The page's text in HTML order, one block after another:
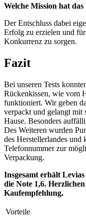
Welche Mission hat
Der Entschluss dabei
Erfolg zu erzielen und
Konkurrenz zu sorgen.
Fazit
Bei unseren Tests
Rückenkissen, wie vom
funktioniert. Wir geben
verpackt und gelangt mit
Hause. Besonders
Des Weiteren wurden
des Herstellerlandes
Telefonnummer zur
Verpackung.
Insgesamt erhält
die Note 1,6.
Kaufempfehlung.
Vorteile